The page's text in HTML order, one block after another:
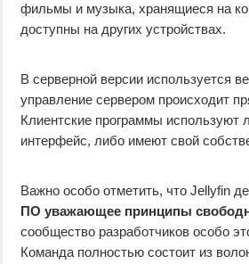
фильмы и музыка, хранящиеся на
доступны на других устройствах.
В серверной версии используется
управление сервером происходит
Клиентские программы используют
интерфейс, либо имеют свой
Важно особо отметить, что Jellyfin
ПО уважающее принципы
сообщество разработчиков особо
Команда полностью состоит из